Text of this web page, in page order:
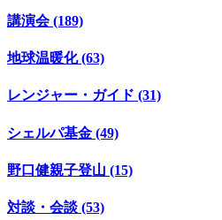
講演会 (189)
地球温暖化 (63)
レンジャー・ガイド (31)
シェルパ基金 (49)
野口健親子登山 (15)
対談・会談 (53)